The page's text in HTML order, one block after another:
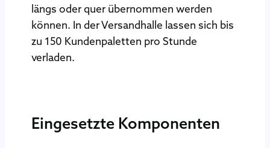
längs oder quer übernommen werden
können. In der Versandhalle lassen sich bis
zu 150 Kundenpaletten pro Stunde
verladen.
Eingesetzte Komponenten